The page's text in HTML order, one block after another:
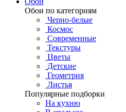
Обои по категориям
Черно-белые
Космос
Современные
Текстуры
Цветы
Детские
Геометрия
Листья
Популярные подборки
На кухню